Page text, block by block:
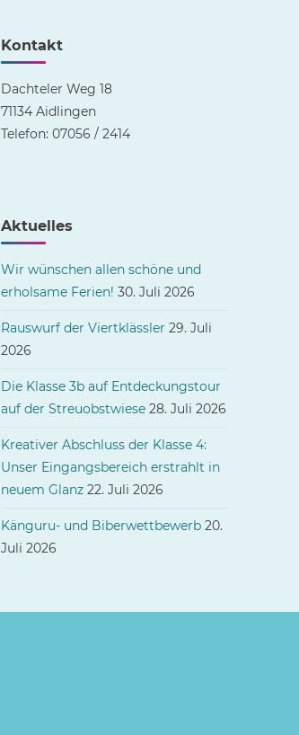
Kontakt
Dachteler Weg 18
71134 Aidlingen
Telefon: 07056 / 2414
Aktuelles
Wir wünschen allen schöne und
erholsame Ferien! 30. Juli 2026
Rauswurf der Viertklässler 29. Juli
2026
Die Klasse 3b auf Entdeckungstour
auf der Streuobstwiese 28. Juli 2026
Kreativer Abschluss der Klasse 4:
Unser Eingangsbereich erstrahlt in
neuem Glanz 22. Juli 2026
Känguru- und Biberwettbewerb 20.
Juli 2026